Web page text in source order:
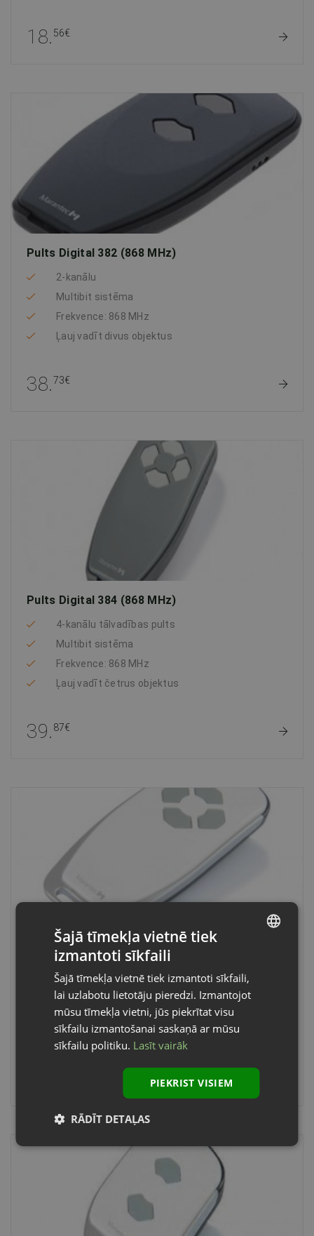
18. 56€
Pults Digital 382 (868 MHz)
2-kanālu
Multibit sistēma
Frekvence: 868 MHz
Ļauj vadīt divus objektus
38.73€
Pults Digital 384 (868 MHz)
4-kanālu tālvadības pults
Multibit sistēma
Frekvence: 868 MHz
Ļauj vadīt četrus objektus
39. 87€
Pults Digital 564 (868 MHz)
4-kanālu
Bi-link sistēma
Frekvence: 868 MHz
Ļauj vadīt četrus objektus
ENGLISH
Šajā tīmekļa vietnē tiek
izmantoti sīkfaili
Šajā tīmekļa vietnē tiek izmantoti sīkfaili,
lai uzlabotu lietotāju pieredzi. Izmantojot
mūsu tīmekļa vietni, jūs piekrītat visu
sīkfailu izmantošanai saskaņā ar mūsu
sīkfailu politiku. Lasīt vairāk
PIEKRIST VISIEM
RĀDĪT DETAĻAS